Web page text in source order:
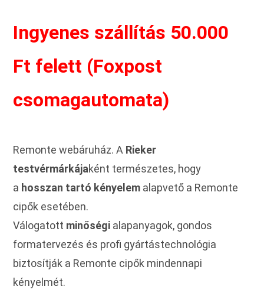
Ingyenes szállítás 50.000
Ft felett (Foxpost
csomagautomata)
Remonte webáruház. A Rieker
testvérmárkájaként természetes, hogy
a hosszan tartó kényelem alapvető a Remonte
cipők esetében.
Válogatott minőségi alapanyagok, gondos
formatervezés és profi gyártástechnológia
biztosítják a Remonte cipők mindennapi
kényelmét.